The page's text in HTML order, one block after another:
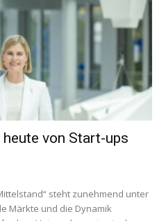
von Start-ups
steht zunehmend unter
Märkte und die Dynamik